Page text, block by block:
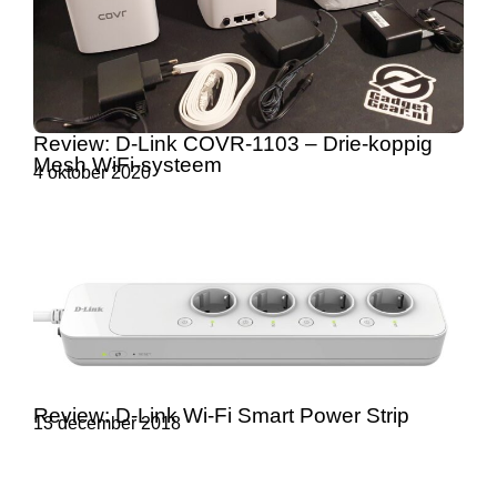
Review: D-Link COVR-1103 – Drie-koppig
Mesh WiFi-systeem
4 oktober 2020
Review: D-Link Wi-Fi Smart Power Strip
13 december 2018